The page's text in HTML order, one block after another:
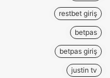
restbet giriş
betpas
betpas giriş
justin tv